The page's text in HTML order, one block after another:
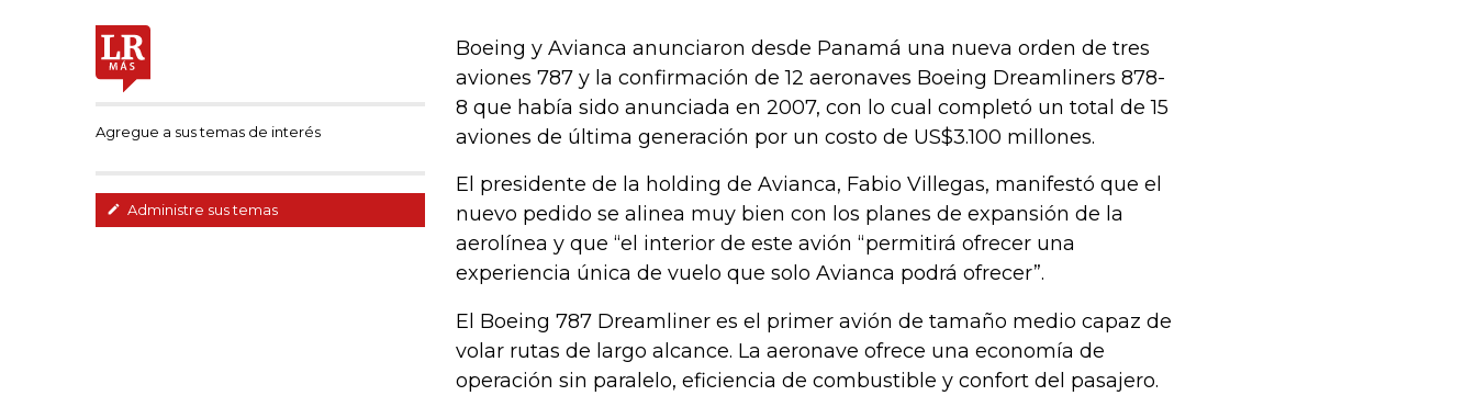
Agregue a sus temas de interés
Administre sus temas
Boeing y Avianca anunciaron desde Panamá una nueva orden de tres
aviones 787 y la confirmación de 12 aeronaves Boeing Dreamliners 878-
8 que había sido anunciada en 2007, con lo cual completó un total de 15
aviones de última generación por un costo de US$3.100 millones.
El presidente de la holding de Avianca, Fabio Villegas, manifestó que el
nuevo pedido se alinea muy bien con los planes de expansión de la
aerolínea y que “el interior de este avión “permitirá ofrecer una
experiencia única de vuelo que solo Avianca podrá ofrecer”.
El Boeing 787 Dreamliner es el primer avión de tamaño medio capaz de
volar rutas de largo alcance. La aeronave ofrece una economía de
operación sin paralelo, eficiencia de combustible y confort del pasajero.